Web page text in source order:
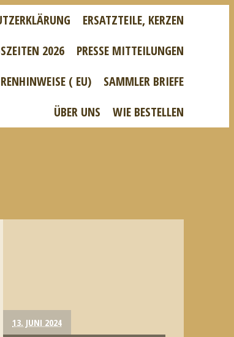
ERSATZTEILE, KERZEN
2026
PRESSE MITTEILUNGEN
( EU)
SAMMLER BRIEFE
ÜBER UNS
WIE BESTELLEN
13. JUNI 2024